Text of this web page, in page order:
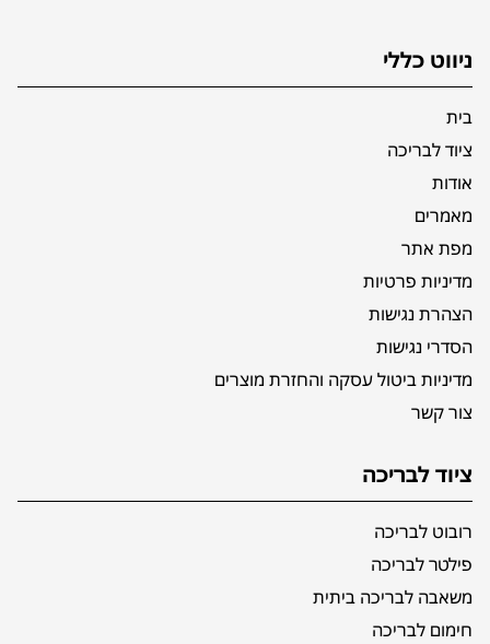
ניווט כללי
בית
ציוד לבריכה
אודות
מאמרים
מפת אתר
מדיניות פרטיות
הצהרת נגישות
הסדרי נגישות
מדיניות ביטול עסקה והחזרת מוצרים
צור קשר
ציוד לבריכה
רובוט לבריכה
פילטר לבריכה
משאבה לבריכה ביתית
חימום לבריכה